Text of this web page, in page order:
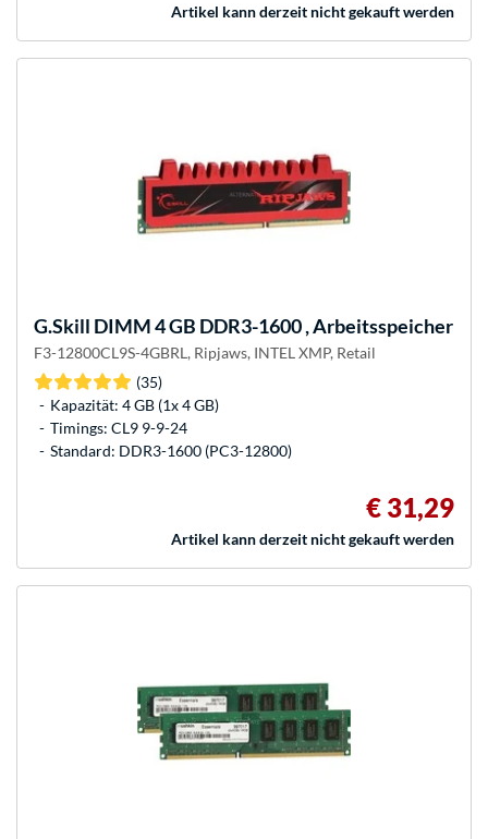
Artikel kann derzeit nicht gekauft werden
G.Skill DIMM 4 GB DDR3-1600 , Arbeitsspeicher
F3-12800CL9S-4GBRL, Ripjaws, INTEL XMP, Retail
(35)
Kapazität: 4 GB (1x 4 GB)
Timings: CL9 9-9-24
Standard: DDR3-1600 (PC3-12800)
€ 31,29
Artikel kann derzeit nicht gekauft werden